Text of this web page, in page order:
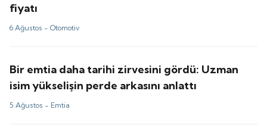
fiyatı
6 Ağustos -Otomotiv
Bir emtia daha tarihi zirvesini gördü: Uzman
isim yükselişin perde arkasını anlattı
5 Ağustos - Emtia